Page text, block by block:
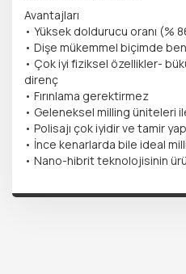
Avantajları
• Yüksek doldurucu oranı (%
• Dişe mükemmel biçimde
• Çok iyi fiziksel özellikler-
direnç
• Fırınlama gerektirmez
• Geleneksel milling üniteleri
• Polisajı çok iyidir ve tamir
• İnce kenarlarda bile ideal
• Nano-hibrit teknolojisinin